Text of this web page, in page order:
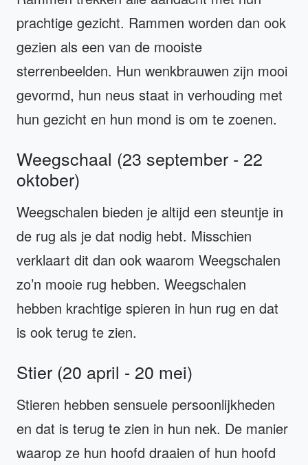
prachtige gezicht. Rammen worden dan ook
gezien als een van de mooiste
sterrenbeelden. Hun wenkbrauwen zijn mooi
gevormd, hun neus staat in verhouding met
hun gezicht en hun mond is om te zoenen.
Weegschaal (23 september - 22
oktober)
Weegschalen bieden je altijd een steuntje in
de rug als je dat nodig hebt. Misschien
verklaart dit dan ook waarom Weegschalen
zo’n mooie rug hebben. Weegschalen
hebben krachtige spieren in hun rug en dat
is ook terug te zien.
Stier (20 april - 20 mei)
Stieren hebben sensuele persoonlijkheden
en dat is terug te zien in hun nek. De manier
waarop ze hun hoofd draaien of hun hoofd